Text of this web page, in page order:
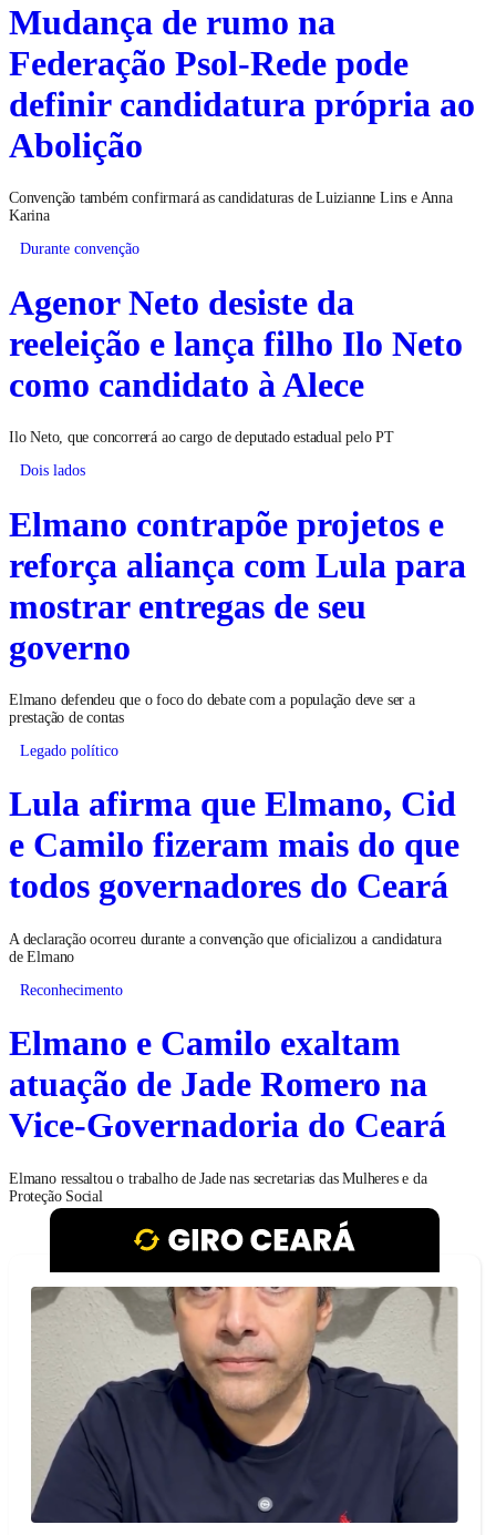
Mudança de rumo na
Federação Psol-Rede pode
definir candidatura própria ao
Abolição
Convenção também confirmará as candidaturas de Luizianne Lins e Anna
Karina
Durante convenção
Agenor Neto desiste da
reeleição e lança filho Ilo Neto
como candidato à Alece
Ilo Neto, que concorrerá ao cargo de deputado estadual pelo PT
Dois lados
Elmano contrapõe projetos e
reforça aliança com Lula para
mostrar entregas de seu
governo
Elmano defendeu que o foco do debate com a população deve ser a
prestação de contas
Legado político
Lula afirma que Elmano, Cid
e Camilo fizeram mais do que
todos governadores do Ceará
A declaração ocorreu durante a convenção que oficializou a candidatura
de Elmano
Reconhecimento
Elmano e Camilo exaltam
atuação de Jade Romero na
Vice-Governadoria do Ceará
Elmano ressaltou o trabalho de Jade nas secretarias das Mulheres e da
Proteção Social